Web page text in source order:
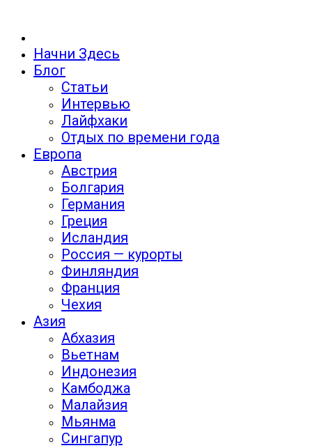
Начни Здесь
Блог
Статьи
Интервью
Лайфхаки
Отдых по времени года
Европа
Австрия
Болгария
Германия
Греция
Исландия
Россия — курорты
Финляндия
Франция
Чехия
Азия
Абхазия
Вьетнам
Индонезия
Камбоджа
Малайзия
Мьянма
Сингапур